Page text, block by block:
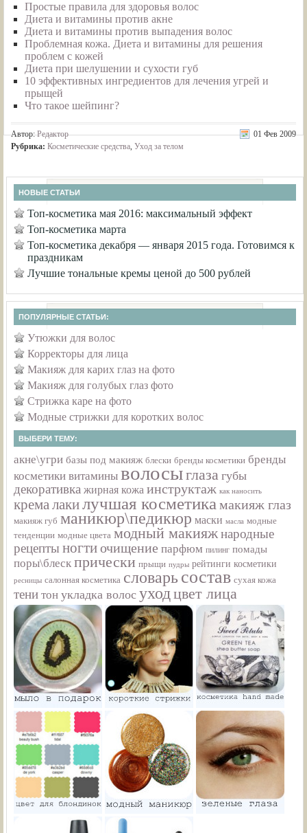
Простые правила для здоровья волос
Диета и витамины против акне
Диета и витамины против выпадения волос
Проблемная кожа. Диета и витамины для решения
проблем с кожей
Диета при шелушении и сухости губ
10 эффективных ингредиентов для лечения угрей и
прыщей
Что такое шейпинг?
Автор:Редактор
Рубрика: Косметические средства, Уход за телом
01 Фев 2009
НОВЫЕ СТАТЬИ
Топ-косметика мая 2016: максимальный эффект
Топ-косметика марта
Топ-косметика декабря — января 2015 года. Готовимся к
праздникам
Лучшие тональные кремы ценой до 500 рублей
ПОПУЛЯРНЫЕ СТАТЬИ:
Утюжки для волос
Корректоры для лица
Макияж для карих глаз на фото
Макияж для голубых глаз фото
Стрижка каре на фото
Модные стрижки для коротких волос
ВЫБЕРИ ТЕМУ:
акне\угри базы под макияж блески бренды косметики бренды
косметики витамины волосыглаза губы
декоративка жирная кожа инструктаж как наносить
крема лакилучшая косметика макияж глаз
макияж губ маникюр\педикюр маски масла модные
тенденции модные цвета модный макияжнародные
рецепты ногтиочищение парфюм пилинг помады
поры\блеск прически прыщи пудры рейтинги косметики
ресницы салонная косметика словарьсостав сухая кожа
тени тон укладка волос уход цвет лица